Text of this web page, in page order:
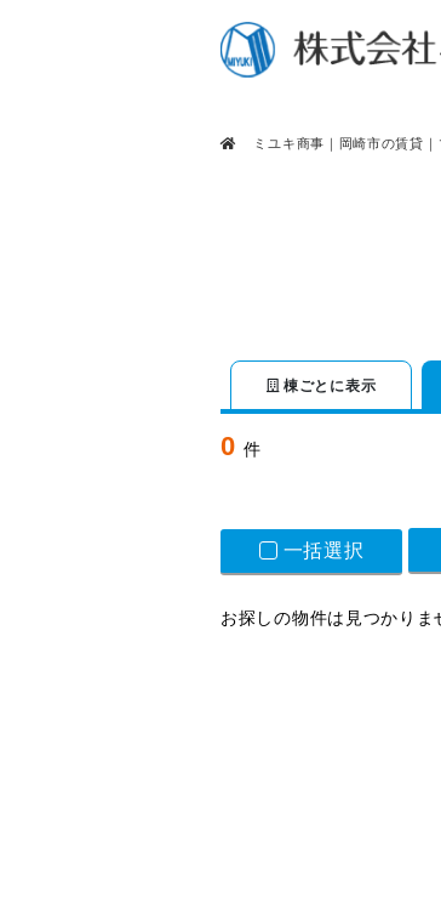
ミユキ商事｜岡崎市の賃貸
棟ごとに表示
0件
一括選択
お探しの物件は見つかりま